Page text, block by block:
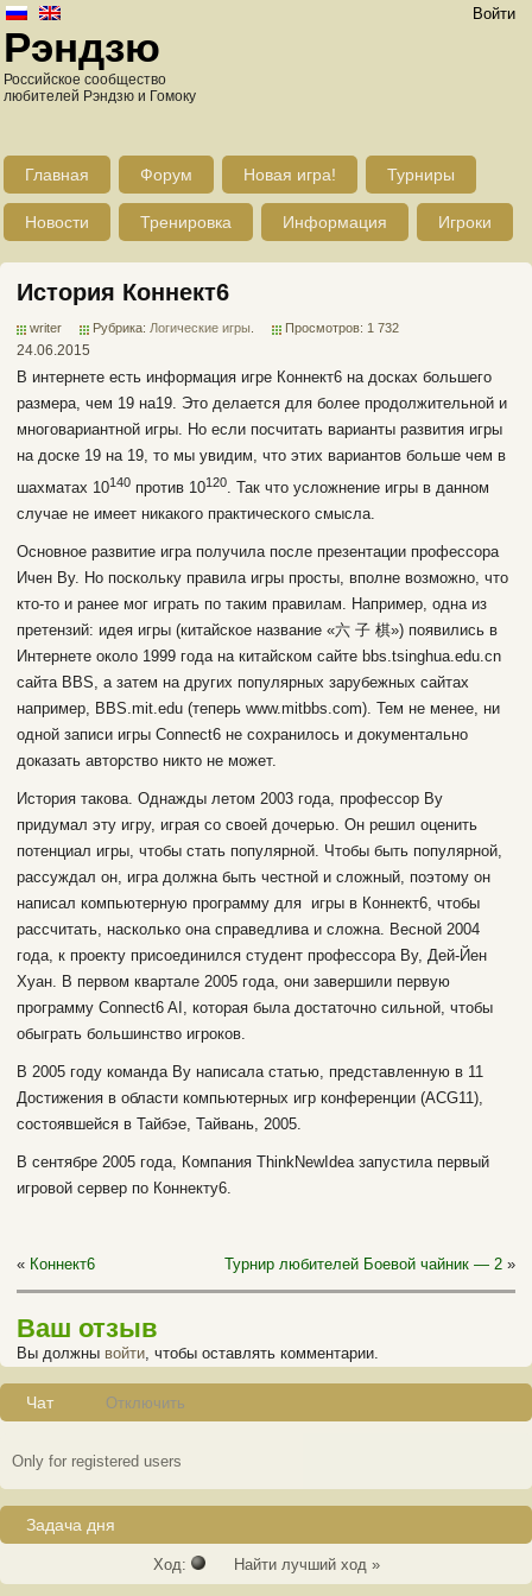
Войти
Рэндзю
Российское сообщество
любителей Рэндзю и Гомоку
Главная Форум Новая игра! Турниры
Новости Тренировка Информация Игроки
История Коннект6
writer Рубрика: Логические игры Просмотров: 1 732
24.06.2015
В интернете есть информация игре Коннект6 на досках большего
размера, чем 19 на19. Это делается для более продолжительной и
многовариантной игры. Но если посчитать варианты развития игры
на доске 19 на 19, то мы увидим, что этих вариантов больше чем в
шахматах 10140 против 10120. Так что усложнение игры в данном
случае не имеет никакого практического смысла.
Основное развитие игра получила после презентации профессора
Ичен Ву. Но поскольку правила игры просты, вполне возможно, что
кто-то и ранее мог играть по таким правилам. Например, одна из
претензий: идея игры (китайское название «六 子 棋») появились в
Интернете около 1999 года на китайском сайте bbs.tsinghua.edu.cn
сайта BBS, а затем на других популярных зарубежных сайтах
например, BBS.mit.edu (теперь www.mitbbs.com). Тем не менее, ни
одной записи игры Connect6 не сохранилось и документально
доказать авторство никто не может.
История такова. Однажды летом 2003 года, профессор Ву
придумал эту игру, играя со своей дочерью. Он решил оценить
потенциал игры, чтобы стать популярной. Чтобы быть популярной,
рассуждал он, игра должна быть честной и сложный, поэтому он
написал компьютерную программу для игры в Коннект6, чтобы
рассчитать, насколько она справедлива и сложна. Весной 2004
года, к проекту присоединился студент профессора Ву, Дей-Йен
Хуан. В первом квартале 2005 года, они завершили первую
программу Connect6 AI, которая была достаточно сильной, чтобы
обыграть большинство игроков.
В 2005 году команда Ву написала статью, представленную в 11
Достижения в области компьютерных игр конференции (ACG11),
состоявшейся в Тайбэе, Тайвань, 2005.
В сентябре 2005 года, Компания ThinkNewIdea запустила первый
игровой сервер по Коннекту6.
« Коннект6 Турнир любителей Боевой чайник — 2 »
Ваш отзыв
Вы должны войти, чтобы оставлять комментарии.
Чат Отключить
Only for registered users
Задача дня
Ход: Найти лучший ход »